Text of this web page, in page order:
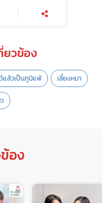
ยวข้อง
แล้วเป็นภูมิแพ้ เลี้ยงหมา
อง